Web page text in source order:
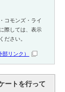
コモンズ・ライ
際しては、表示
ださい。
部リンク）
ートを行って